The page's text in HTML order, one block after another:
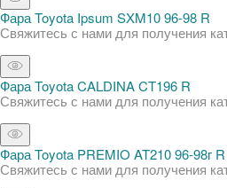
Фара Toyota Ipsum SXM10 96-98 R
Свяжитесь с нами для получения
Фара Toyota CALDINA CT196 R
Свяжитесь с нами для получения
Фара Toyota PREMIO AT210 96-98г R
Свяжитесь с нами для получения